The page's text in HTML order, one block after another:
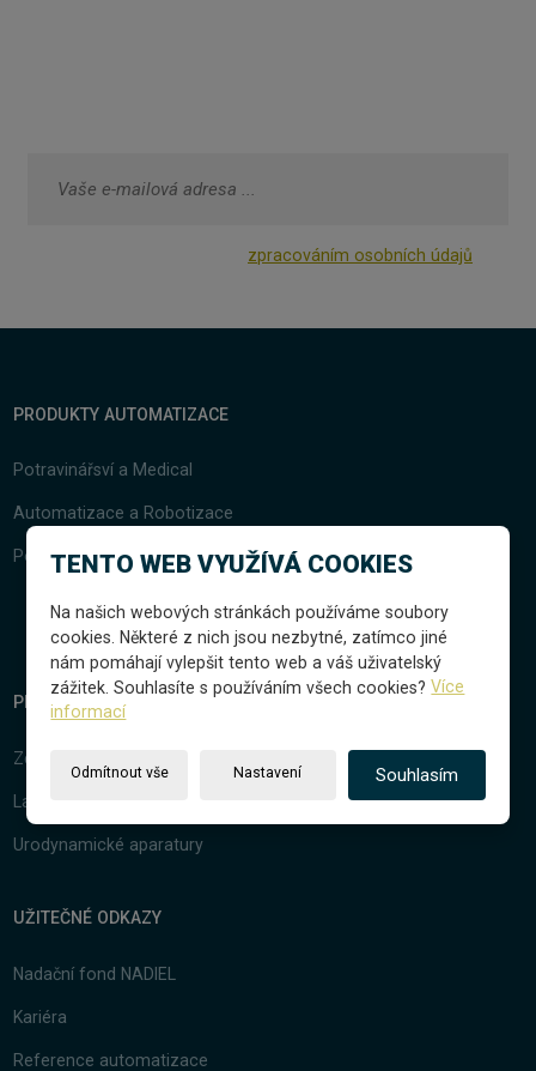
zpracováním osobních údajů
PRODUKTY AUTOMATIZACE
Potravinářsví a Medical
Automatizace a Robotizace
Podávací technika
PRODUKTY MEDICAL
Zdravotnická technika
Laboratorní technika
Urodynamické aparatury
UŽITEČNÉ ODKAZY
Nadační fond NADIEL
Kariéra
Reference automatizace
TENTO WEB VYUŽÍVÁ COOKIES
Na našich webových stránkách používáme soubory
cookies. Některé z nich jsou nezbytné, zatímco jiné
nám pomáhají vylepšit tento web a váš uživatelský
zážitek. Souhlasíte s používáním všech cookies?Více
informací
Odmítnout vše Nastavení Souhlasím